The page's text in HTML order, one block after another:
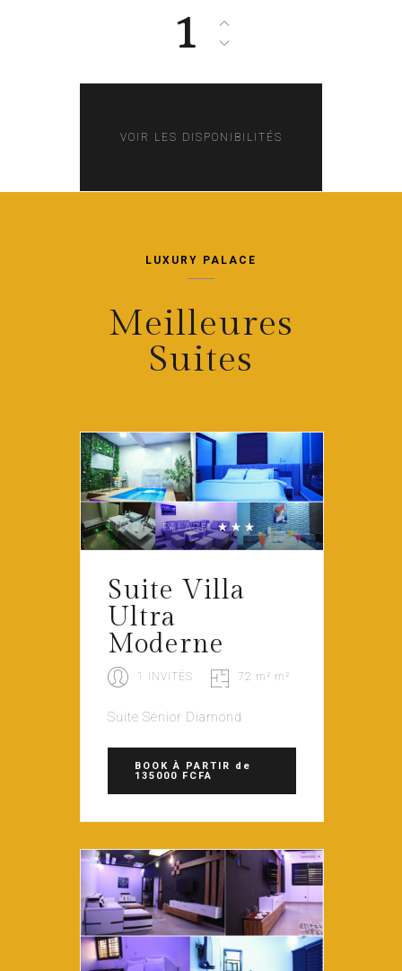
1
LUXURY PALACE
Meilleures
Suites
LUXURY PALACE
Suite Villa
Ultra
Moderne
1 INVITÉS 72 m² m²
Suite Sénior Diamond
BOOK À PARTIR de
135000 FCFA